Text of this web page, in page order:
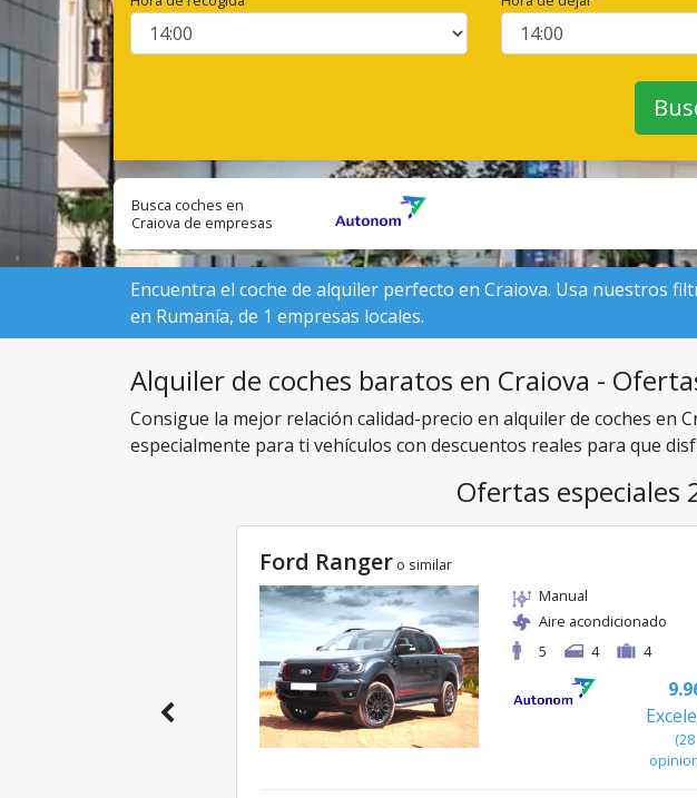
Busca coches en
Craiova de empresas
Encuentra el coche de alquiler perfecto en Craiova. Usa nuestros
en Rumanía, de 1 empresas locales.
Alquiler de coches baratos en Craiova -
Consigue la mejor relación calidad-precio en alquiler de coches en
especialmente para ti vehículos con descuentos reales para que
Ofertas especiales
Ford Ranger o similar
Manual
Aire acondicionado
5
4 4
(28